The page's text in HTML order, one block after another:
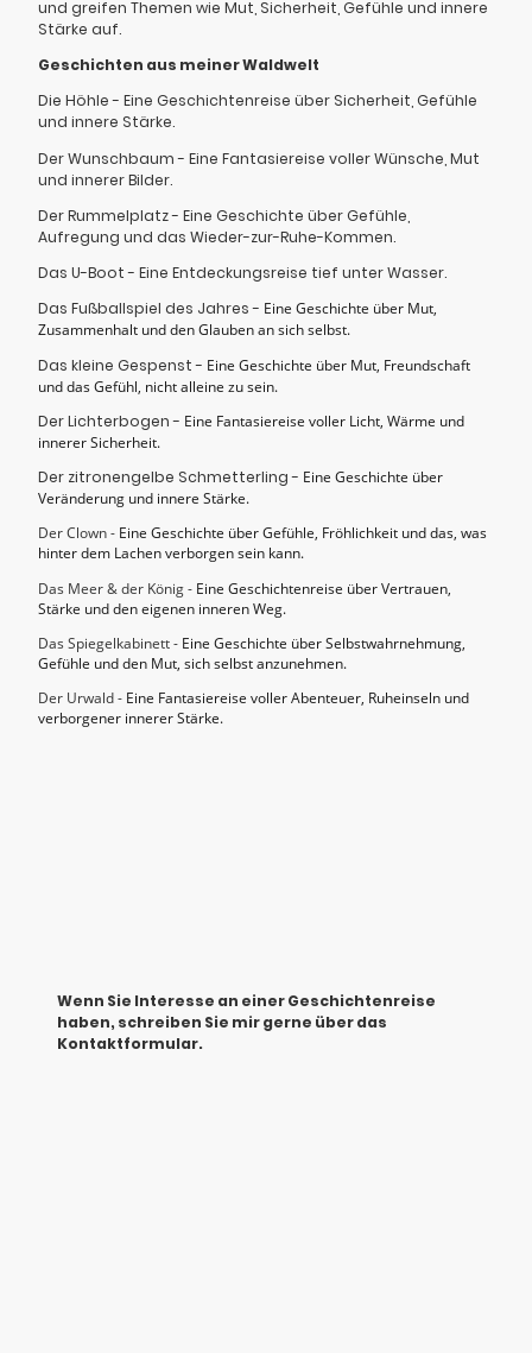
und greifen Themen wie Mut, Sicherheit, Gefühle und innere
Stärke auf.
Geschichten aus meiner Waldwelt
Die Höhle - Eine Geschichtenreise über Sicherheit, Gefühle
und innere Stärke.
Der Wunschbaum - Eine Fantasiereise voller Wünsche, Mut
und innerer Bilder.
Der Rummelplatz - Eine Geschichte über Gefühle,
Aufregung und das Wieder-zur-Ruhe-Kommen.
Das U-Boot - Eine Entdeckungsreise tief unter Wasser.
Das Fußballspiel des Jahres - Eine Geschichte über Mut,
Zusammenhalt und den Glauben an sich selbst.
Das kleine Gespenst - Eine Geschichte über Mut, Freundschaft
und das Gefühl, nicht alleine zu sein.
Der Lichterbogen - Eine Fantasiereise voller Licht, Wärme und
innerer Sicherheit.
Der zitronengelbe Schmetterling - Eine Geschichte über
Veränderung und innere Stärke.
Der Clown - Eine Geschichte über Gefühle, Fröhlichkeit und das, was
hinter dem Lachen verborgen sein kann.
Das Meer & der König - Eine Geschichtenreise über Vertrauen,
Stärke und den eigenen inneren Weg.
Das Spiegelkabinett - Eine Geschichte über Selbstwahrnehmung,
Gefühle und den Mut, sich selbst anzunehmen.
Der Urwald - Eine Fantasiereise voller Abenteuer, Ruheinseln und
verborgener innerer Stärke.
Wenn Sie Interesse an einer Geschichtenreise
haben, schreiben Sie mir gerne über das
Kontaktformular.